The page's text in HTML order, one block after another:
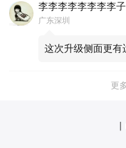
李李李李李李李李
广东深圳
这次升级侧面更有
更